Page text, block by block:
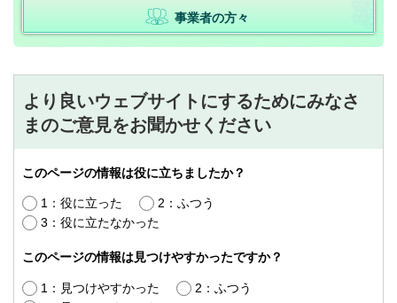
事業者の方々
より良いウェブサイトにするためにみなさ
まのご意見をお聞かせください
このページの情報は役に立ちましたか？
1：役に立った
2：ふつう
3：役に立たなかった
このページの情報は見つけやすかったですか？
1：見つけやすかった
2：ふつう